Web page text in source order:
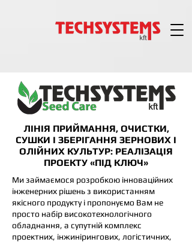
ЛІНІЯ ПРИЙМАННЯ, ОЧИСТКИ,
СУШКИ І ЗБЕРІГАННЯ ЗЕРНОВИХ І
ОЛІЙНИХ КУЛЬТУР: РЕАЛІЗАЦІЯ
ПРОЕКТУ «ПІД КЛЮЧ»
Ми займаємося розробкою інноваційних
інженерних рішень з використанням
якісного продукту і пропонуємо Вам не
просто набір високотехнологічного
обладнання, а супутній комплекс
проектних, інжинірингових, логістичних,